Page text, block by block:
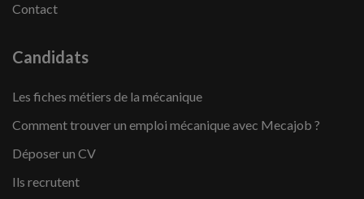
Contact
Candidats
Les fiches métiers de la mécanique
Comment trouver un emploi mécanique avec Mecajob ?
Déposer un CV
Ils recrutent